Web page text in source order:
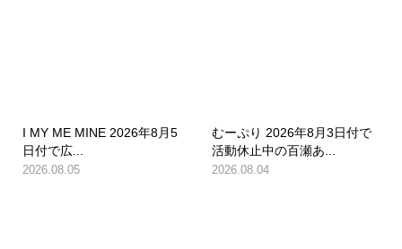
I MY ME MINE 2026年8月5
日付で広...
2026.08.05
むーぷり 2026年8月3日付で
活動休止中の百瀬あ...
2026.08.04